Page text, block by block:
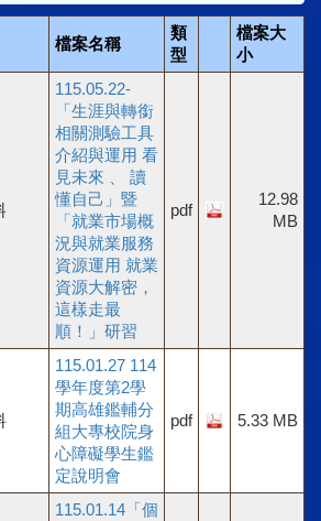
檔案名稱
類
型
檔案大
小
115.05.22-
「生涯與轉銜
相關測驗工具
介紹與運用 看
見未來 、 讀
懂自己」暨
「就業市場概
況與就業服務
資源運用 就業
資源大解密，
這樣走最
順！」研習
pdf
12.98
MB
115.01.27 114
學年度第2學
期高雄鑑輔分
組大專校院身
心障礙學生鑑
定說明會
pdf 5.33 MB
115.01.14「個